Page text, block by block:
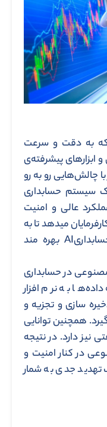
که به دقت و سرعت
ابزارهای پیشرفته‌ی
چالش‌هایی رو به رو
سیستم حسابداری
عالی و امنیت
میدهد تا به
جای نیروهای انسانی از خدمات حسابداریAI بهره مند
در حسابداری
به نرم افزار
سازی و تجزیه و
همچنین توانایی
نیز دارد. در نتیجه
در کنار امنیت و
تهدید جدی به شمار